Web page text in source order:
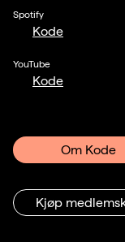
Spotify
Kode
YouTube
Kode
Om Kode
Kjøp